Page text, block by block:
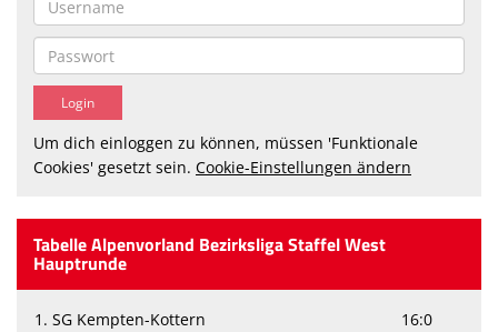
Um dich einloggen zu können, müssen 'Funktionale
Cookies' gesetzt sein. Cookie-Einstellungen ändern
Tabelle Alpenvorland Bezirksliga Staffel West
Hauptrunde
1. SG Kempten-Kottern
16:0